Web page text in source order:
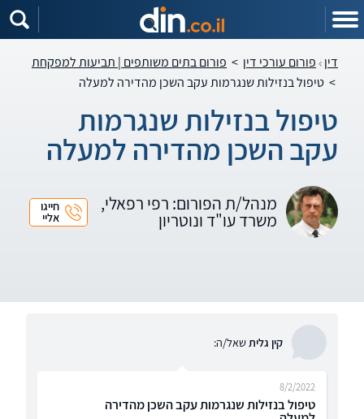
דין פורום עורכי דין > פורום בתים משותפים | תביעות למפקחת
> טיפול בנזילות שנגרמות עקב השכן מהדירה למעלה
טיפול בנזילות שנגרמות
עקב השכן מהדירה למעלה
מנהל/ת הפורום: רפי רפאלי,
משרד עו"ד ונוטריון
חייגו
אליי
קין גליתשאל/ה:
טיפול בנזילות שנגרמות עקב השכן מהדירה
8/2/2022